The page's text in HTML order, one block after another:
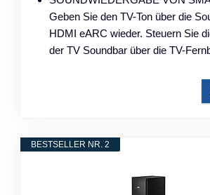
Geben Sie den TV-Ton über die
HDMI eARC wieder. Steuern Sie
der TV Soundbar über die TV-
BESTSELLER NR. 2